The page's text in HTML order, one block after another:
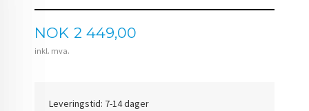
Pris
NOK 2 449,00
inkl. mva.
Leveringstid: 7-14 dager